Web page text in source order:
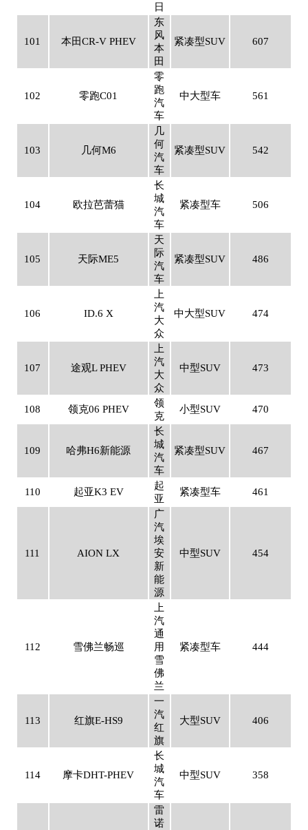
日
101 本田CR-V PHEV
东
风
本
田
紧凑型SUV 607
102 零跑C01
零
跑
汽
车
中大型车 561
103 几何M6
几
何
汽
车
紧凑型SUV 542
104 欧拉芭蕾猫
长
城
汽
车
紧凑型车 506
105 天际ME5
天
际
汽
车
紧凑型SUV 486
106 ID.6 X
上
汽
大
众
中大型SUV 474
107 途观L PHEV
上
汽
大
众
中型SUV 473
108 领克06 PHEV
领
克
小型SUV 470
109 哈弗H6新能源
长
城
汽
车
紧凑型SUV 467
110 起亚K3 EV
起
亚
紧凑型车 461
111 AION LX
广
汽
埃
安
新
能
源
中型SUV 454
112 雪佛兰畅巡
上
汽
通
用
雪
佛
兰
紧凑型车 444
113 红旗E-HS9
一
汽
红
旗
大型SUV 406
114 摩卡DHT-PHEV
长
城
汽
车
中型SUV 358
雷
诺